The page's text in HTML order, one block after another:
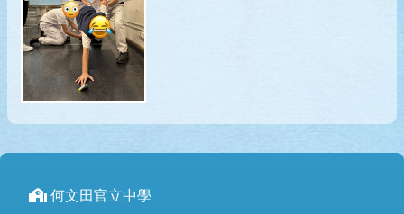
何文田官立中學